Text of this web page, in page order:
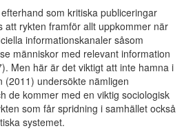
som kritiska publiceringar
att rykten framför allt uppkommer när
informationskanaler såsom
människor med relevant information
Men här är det viktigt att inte hamna i
(2011) undersökte nämligen
de kommer med en viktig sociologisk
som får spridning i samhället också
systemet.